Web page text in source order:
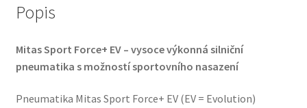
Popis
Mitas Sport Force+ EV – vysoce výkonná silniční
pneumatika s možností sportovního nasazení
Pneumatika Mitas Sport Force+ EV (EV = Evolution)